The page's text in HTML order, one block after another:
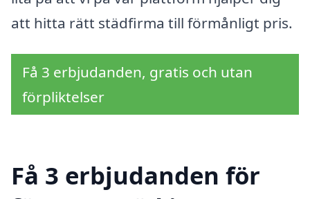
att hitta rätt städfirma till förmånligt pris.
Få 3 erbjudanden, gratis och utan
förpliktelser
Få 3 erbjudanden för